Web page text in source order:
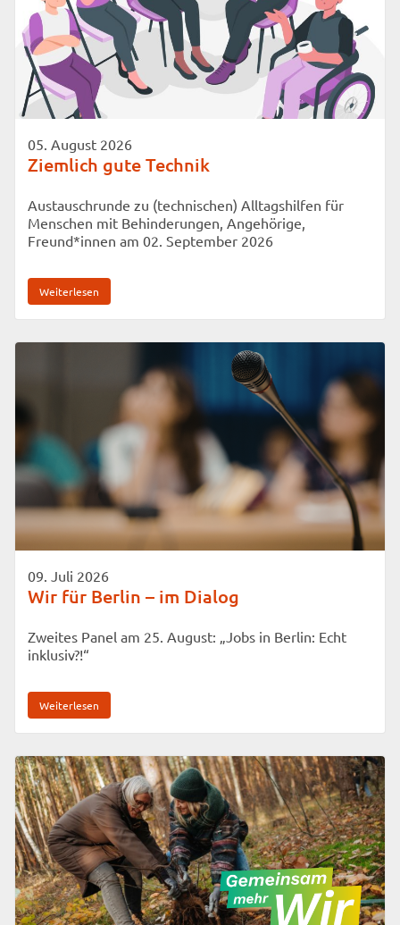
05. August 2026
Ziemlich gute Technik
Austauschrunde zu (technischen) Alltagshilfen für
Menschen mit Behinderungen, Angehörige,
Freund*innen am 02. September 2026
Weiterlesen
09. Juli 2026
Wir für Berlin – im Dialog
Zweites Panel am 25. August: „Jobs in Berlin: Echt
inklusiv?!“
Weiterlesen